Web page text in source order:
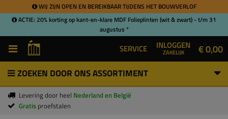
WIJ ZIJN OPEN EN BEREIKBAAR TIJDENS HET BOUWVERLOF
ACTIE: 20% korting op kant-en-klare MDF Folieplinten (wit & zwart) - t/m 31
augustus *
SERVICE INLOGGEN
ZAKELIJK € 0,00
ZOEKEN DOOR ONS ASSORTIMENT
Levering door heel Nederland en België
Gratis proefstalen